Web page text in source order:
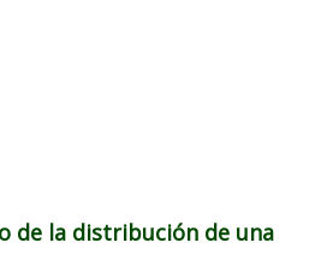
de la distribución de una